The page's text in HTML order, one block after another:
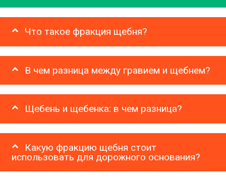
Что такое фракция щебня?
В чем разница между гравием и щебнем?
Щебень и щебенка: в чем разница?
Какую фракцию щебня стоит
использовать для дорожного основания?